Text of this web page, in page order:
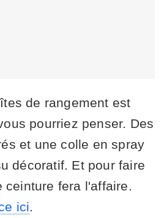
de rangement est
pourriez penser. Des
et une colle en spray
décoratif. Et pour faire
ceinture fera l'affaire.
ici.